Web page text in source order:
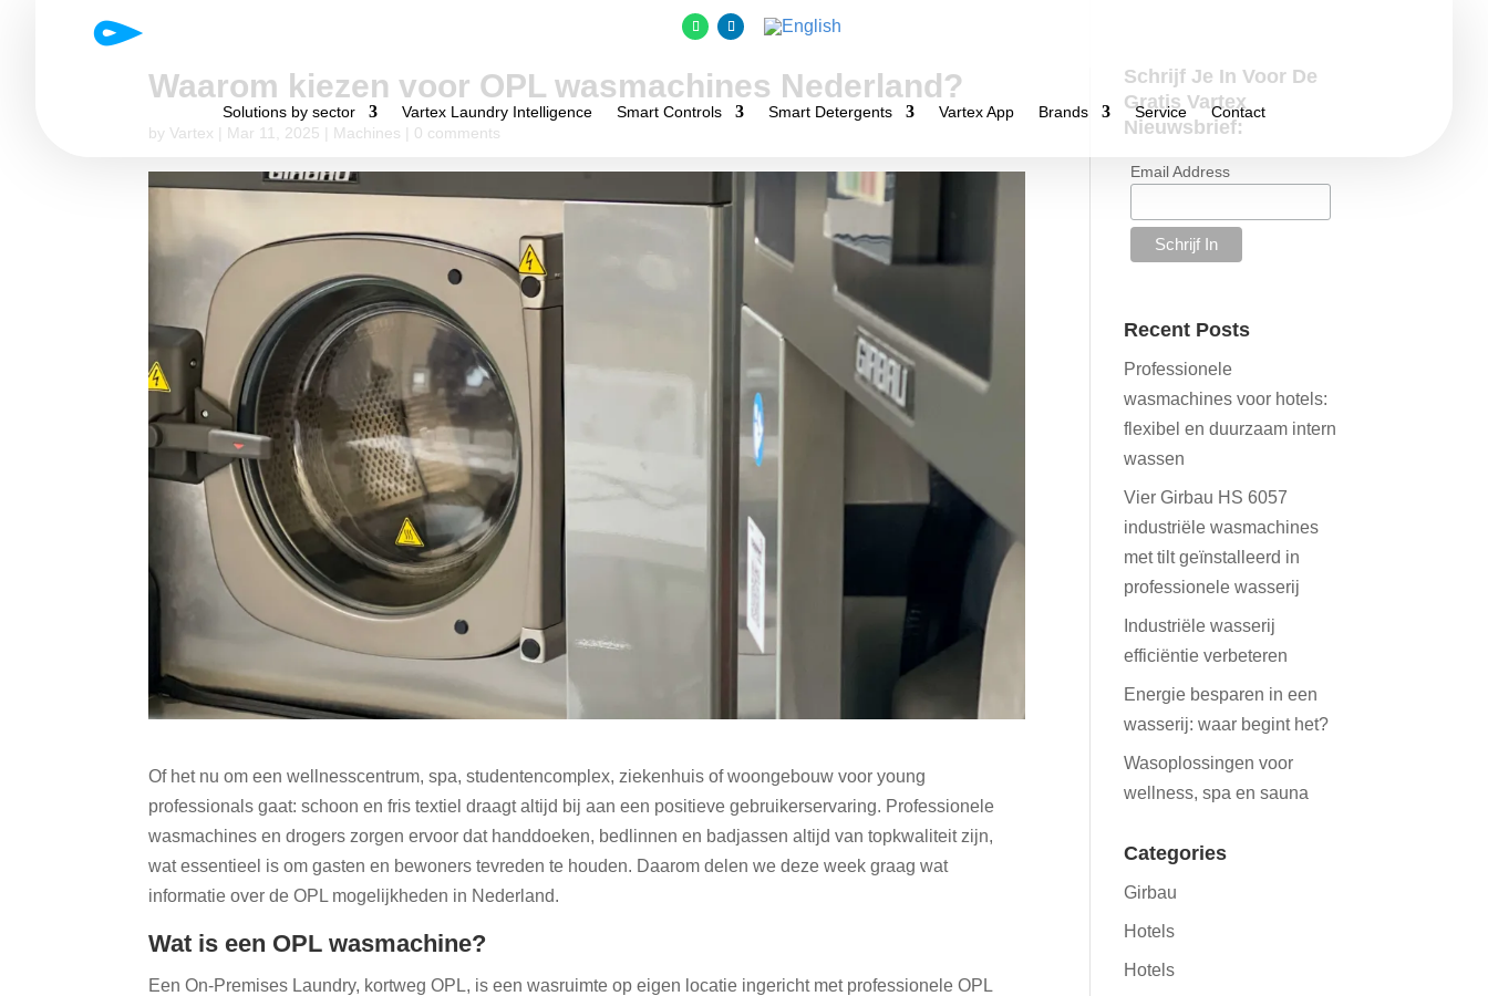
Solutions by sector Vartex Laundry Intelligence Smart Controls Smart Detergents Vartex App Brands Service Contact
Waarom kiezen voor OPL wasmachines Nederland?
by Vartex Mar 11, 2025 Machines 0 comments
Of het nu om een wellnesscentrum, spa, studentencomplex, ziekenhuis of woongebouw voor young
professionals gaat: schoon en fris textiel draagt altijd bij aan een positieve gebruikerservaring. Professionele
wasmachines en drogers zorgen ervoor dat handdoeken, bedlinnen en badjassen altijd van topkwaliteit zijn,
wat essentieel is om gasten en bewoners tevreden te houden. Daarom delen we deze week graag wat
informatie over de OPL mogelijkheden in Nederland.
Wat is een OPL wasmachine?
Een On-Premises Laundry, kortweg OPL, is een wasruimte op eigen locatie ingericht met professionele OPL
Schrijf Je In Voor De
Gratis Vartex
Nieuwsbrief:
Email Address
Recent Posts
Professionele
wasmachines voor hotels:
flexibel en duurzaam intern
wassen
Vier Girbau HS 6057
industriële wasmachines
met tilt geïnstalleerd in
professionele wasserij
Industriële wasserij
efficiëntie verbeteren
Energie besparen in een
wasserij: waar begint het?
Wasoplossingen voor
wellness, spa en sauna
Categories
Girbau
Hotels
Hotels